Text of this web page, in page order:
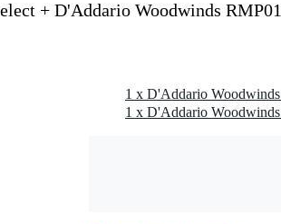
+ D'Addario Woodwinds